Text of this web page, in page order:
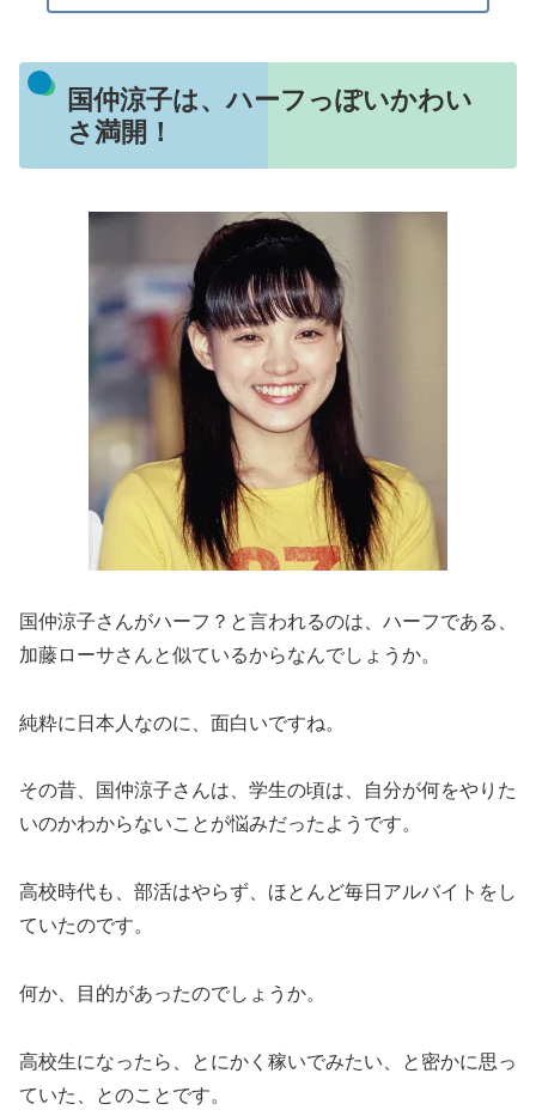
国仲涼子は、ハーフっぽいかわい
さ満開！
国仲涼子さんがハーフ？と言われるのは、ハーフである、
加藤ローサさんと似ているからなんでしょうか。
純粋に日本人なのに、面白いですね。
その昔、国仲涼子さんは、学生の頃は、自分が何をやりた
いのかわからないことが悩みだったようです。
高校時代も、部活はやらず、ほとんど毎日アルバイトをし
ていたのです。
何か、目的があったのでしょうか。
高校生になったら、とにかく稼いでみたい、と密かに思っ
ていた、とのことです。